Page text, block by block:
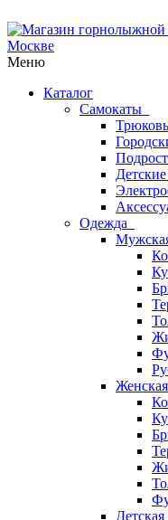
Меню
Каталог
Самокаты
Одежда